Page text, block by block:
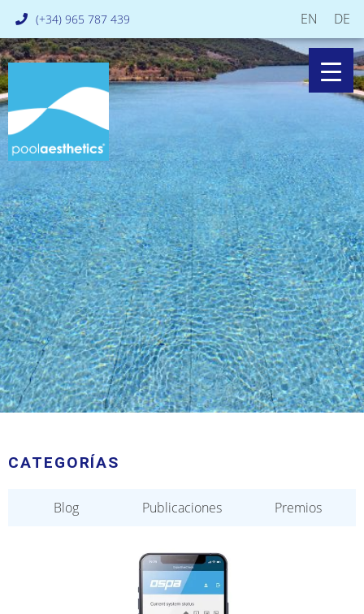
(+34) 965 787 439 EN DE
CATEGORÍAS
Blog Publicaciones Premios